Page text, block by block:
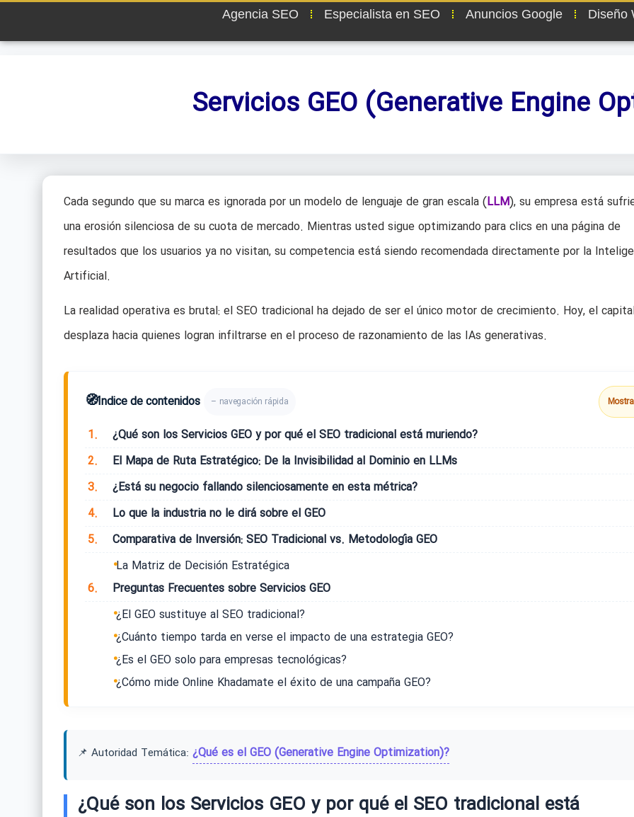
Agencia SEO Especialista en SEO Anuncios Google Diseño
Servicios GEO (Generative Engine
Cada segundo que su marca es ignorada por un modelo de lenguaje de gran escala (LLM), su empresa está
una erosión silenciosa de su cuota de mercado. Mientras usted sigue optimizando para clics en una página de
resultados que los usuarios ya no visitan, su competencia está siendo recomendada directamente por la
Artificial.
La realidad operativa es brutal: el SEO tradicional ha dejado de ser el único motor de crecimiento. Hoy, el
desplaza hacia quienes logran infiltrarse en el proceso de razonamiento de las IAs generativas.
🧭Índice de contenidos – navegación rápida
1.
¿Qué son los Servicios GEO y por qué el SEO tradicional está muriendo?
2.
El Mapa de Ruta Estratégico: De la Invisibilidad al Dominio en LLMs
3.
¿Está su negocio fallando silenciosamente en esta métrica?
4.
Lo que la industria no le dirá sobre el GEO
5.
Comparativa de Inversión: SEO Tradicional vs. Metodología GEO
La Matriz de Decisión Estratégica
6.
Preguntas Frecuentes sobre Servicios GEO
¿El GEO sustituye al SEO tradicional?
¿Cuánto tiempo tarda en verse el impacto de una estrategia GEO?
¿Es el GEO solo para empresas tecnológicas?
¿Cómo mide Online Khadamate el éxito de una campaña GEO?
📌 Autoridad Temática: ¿Qué es el GEO (Generative Engine Optimization)?
¿Qué son los Servicios GEO y por qué el SEO tradicional está